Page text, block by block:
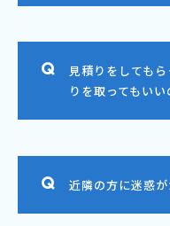
見積りをしても
りを取ってもいい
近隣の方に迷惑